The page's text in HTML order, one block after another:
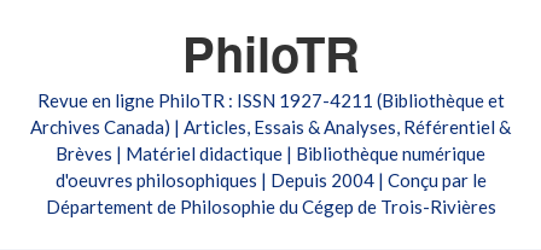
PhiloTR
Revue en ligne PhiloTR : ISSN 1927-4211 (Bibliothèque et
Archives Canada) | Articles, Essais & Analyses, Référentiel &
Brèves | Matériel didactique | Bibliothèque numérique
d'oeuvres philosophiques | Depuis 2004 | Conçu par le
Département de Philosophie du Cégep de Trois-Rivières